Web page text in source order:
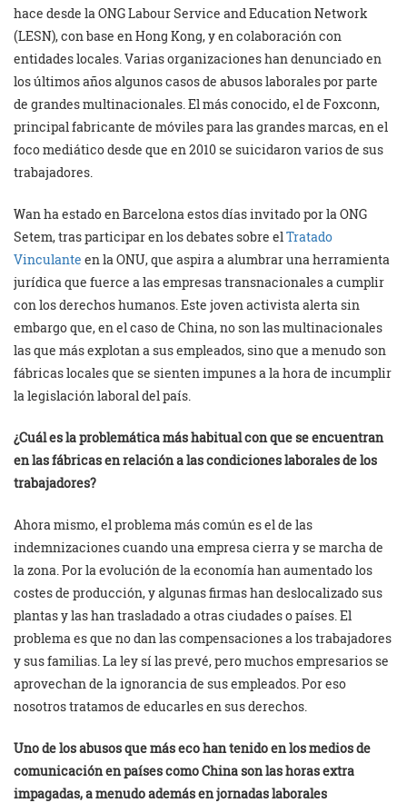
hace desde la ONG Labour Service and Education Network
(LESN), con base en Hong Kong, y en colaboración con
entidades locales. Varias organizaciones han denunciado en
los últimos años algunos casos de abusos laborales por parte
de grandes multinacionales. El más conocido, el de Foxconn,
principal fabricante de móviles para las grandes marcas, en el
foco mediático desde que en 2010 se suicidaron varios de sus
trabajadores.
Wan ha estado en Barcelona estos días invitado por la ONG
Setem, tras participar en los debates sobre elTratado
Vinculante en la ONU, que aspira a alumbrar una herramienta
jurídica que fuerce a las empresas transnacionales a cumplir
con los derechos humanos. Este joven activista alerta sin
embargo que, en el caso de China, no son las multinacionales
las que más explotan a sus empleados, sino que a menudo son
fábricas locales que se sienten impunes a la hora de incumplir
la legislación laboral del país.
¿Cuál es la problemática más habitual con que se encuentran
en las fábricas en relación a las condiciones laborales de los
trabajadores?
Ahora mismo, el problema más común es el de las
indemnizaciones cuando una empresa cierra y se marcha de
la zona. Por la evolución de la economía han aumentado los
costes de producción, y algunas firmas han deslocalizado sus
plantas y las han trasladado a otras ciudades o países. El
problema es que no dan las compensaciones a los trabajadores
y sus familias. La ley sí las prevé, pero muchos empresarios se
aprovechan de la ignorancia de sus empleados. Por eso
nosotros tratamos de educarles en sus derechos.
Uno de los abusos que más eco han tenido en los medios de
comunicación en países como China son las horas extra
impagadas, a menudo además en jornadas laborales